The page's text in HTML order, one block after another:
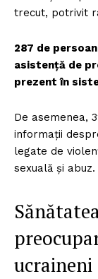
trecut, potrivit
287 de
asistență de
prezent în
De asemenea,
informații
legate de
sexuală și abuz.
ucraineni